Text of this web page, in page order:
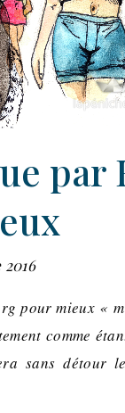
pour mieux «
comme
sans détour